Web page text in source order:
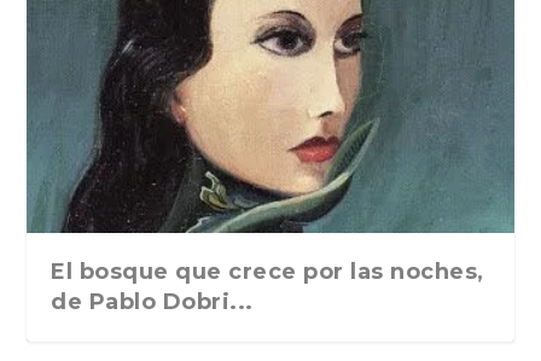
El bosque que crece por las noches,
de Pablo Dobri...